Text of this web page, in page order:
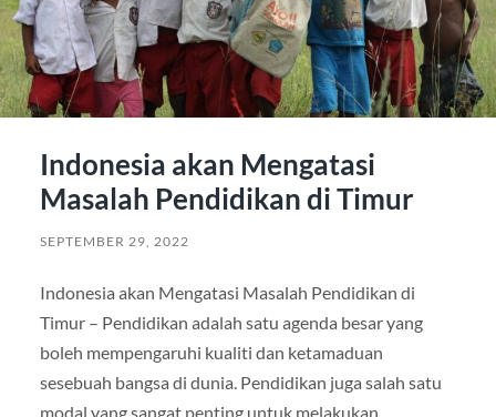
Indonesia akan Mengatasi
Masalah Pendidikan di Timur
SEPTEMBER 29, 2022
Indonesia akan Mengatasi Masalah Pendidikan di
Timur – Pendidikan adalah satu agenda besar yang
boleh mempengaruhi kualiti dan ketamaduan
sesebuah bangsa di dunia. Pendidikan juga salah satu
modal yang sangat penting untuk melakukan